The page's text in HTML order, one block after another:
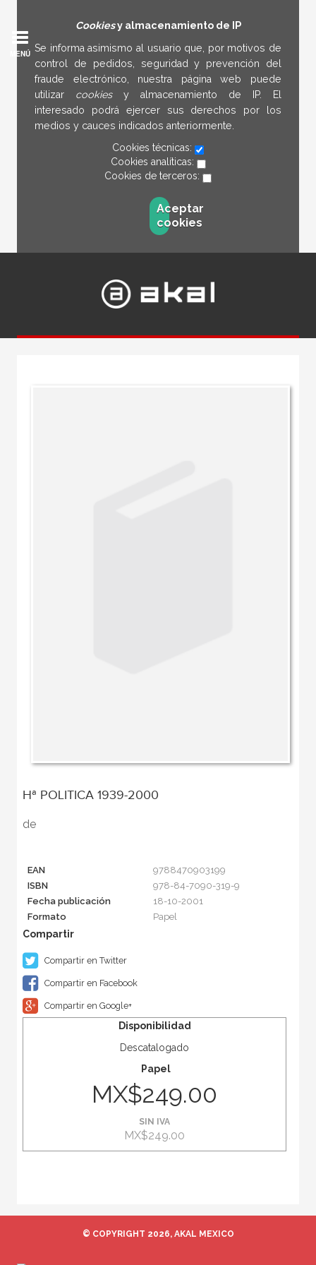
Cookiesy almacenamiento de IP
Se informa asimismo al usuario que, por motivos de
control de pedidos, seguridad y prevención del
fraude electrónico, nuestra página web puede
utilizar cookies y almacenamiento de IP. El
interesado podrá ejercer sus derechos por los
medios y cauces indicados anteriormente.
Cookies técnicas:
Cookies analíticas:
Cookies de terceros:
Aceptar
cookies
MENÚ
Hª POLITICA 1939-2000
de
EAN
9788470903199
ISBN
978-84-7090-319-9
Fecha publicación
18-10-2001
Formato
Papel
Compartir en Twitter
Compartir en Facebook
Compartir en Google+
Disponibilidad
Descatalogado
Papel
MX$249.00
SIN IVA
MX$249.00
© COPYRIGHT 2026, AKAL MEXICO